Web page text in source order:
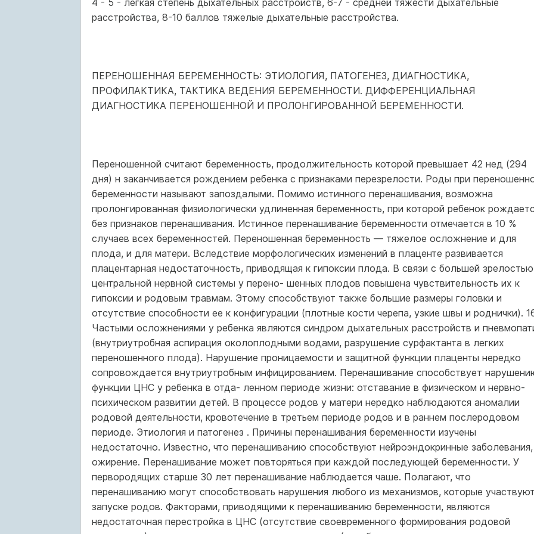
4 - 5 - легкая степень дыхательных расстройств, 6-7 - средней тяжести дыхательные
расстройства, 8-10 баллов тяжелые дыхательные расстройства.
ПЕРЕНОШЕННАЯ БЕРЕМЕННОСТЬ: ЭТИОЛОГИЯ, ПАТОГЕНЕЗ, ДИАГНОСТИКА,
ПРОФИЛАКТИКА, ТАКТИКА ВЕДЕНИЯ БЕРЕМЕННОСТИ. ДИФФЕРЕНЦИАЛЬНАЯ
ДИАГНОСТИКА ПЕРЕНОШЕННОЙ И ПРОЛОНГИРОВАННОЙ БЕРЕМЕННОСТИ.
Переношенной считают беременность, продолжительность которой превышает 42 нед (294
дня) н заканчивается рождением ребенка с признаками перезрелости. Роды при
беременности называют запоздалыми. Помимо истинного перенашивания, возможна
пролонгированная физиологически удлиненная беременность, при которой ребенок
без признаков перенашивания. Истинное перенашивание беременности отмечается в 10 %
случаев всех беременностей. Переношенная беременность — тяжелое осложнение и для
плода, и для матери. Вследствие морфологических изменений в плаценте развивается
плацентарная недостаточность, приводящая к гипоксии плода. В связи с большей зрелостью
центральной нервной системы у перено- шенных плодов повышена чувствительность их к
гипоксии и родовым травмам. Этому способствуют также большие размеры головки и
отсутствие способности ее к конфигурации (плотные кости черепа, узкие швы и роднички).
Частыми осложнениями у ребенка являются синдром дыхательных расстройств и
(внутриутробная аспирация околоплодными водами, разрушение сурфактанта в легких
переношенного плода). Нарушение проницаемости и защитной функции плаценты нередко
сопровождается внутриутробным инфицированием. Перенашивание способствует
функции ЦНС у ребенка в отда- ленном периоде жизни: отставание в физическом и нервно-
психическом развитии детей. В процессе родов у матери нередко наблюдаются аномалии
родовой деятельности, кровотечение в третьем периоде родов и в раннем послеродовом
периоде. Этиология и патогенез . Причины перенашивания беременности изучены
недостаточно. Известно, что перенашиванию способствуют нейроэндокринные заболевания,
ожирение. Перенашивание может повторяться при каждой последующей беременности. У
первородящих старше 30 лет перенашивание наблюдается чаше. Полагают, что
перенашиванию могут способствовать нарушения любого из механизмов, которые
запуске родов. Факторами, приводящими к перенашиванию беременности, являются
недостаточная перестройка в ЦНС (отсутствие своевременного формирования родовой